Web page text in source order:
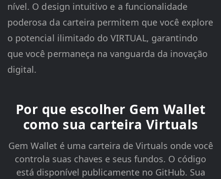
nível. O design intuitivo e a funcionalidade
poderosa da carteira permitem que você explore
o potencial ilimitado do VIRTUAL, garantindo
que você permaneça na vanguarda da inovação
digital.
Por que escolher Gem Wallet
como sua carteira Virtuals
Gem Wallet é uma carteira de Virtuals onde você
controla suas chaves e seus fundos. O código
está disponível publicamente no GitHub. Sua